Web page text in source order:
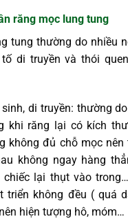
răng mọc lung tung
tung thường do nhiều
di truyền và thói
di truyền: thường
khi răng lại có kích
không đủ chỗ mọc
không ngay hàng
chiếc lại thụt vào
triển không đều ( quá
hiện tượng hô, móm…